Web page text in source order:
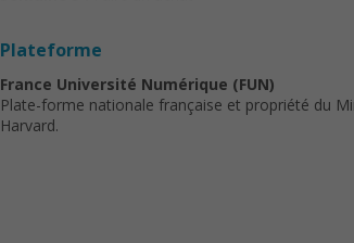
Plateforme
France Université Numérique (FUN)
Plate-forme nationale française et propriété du
Harvard.